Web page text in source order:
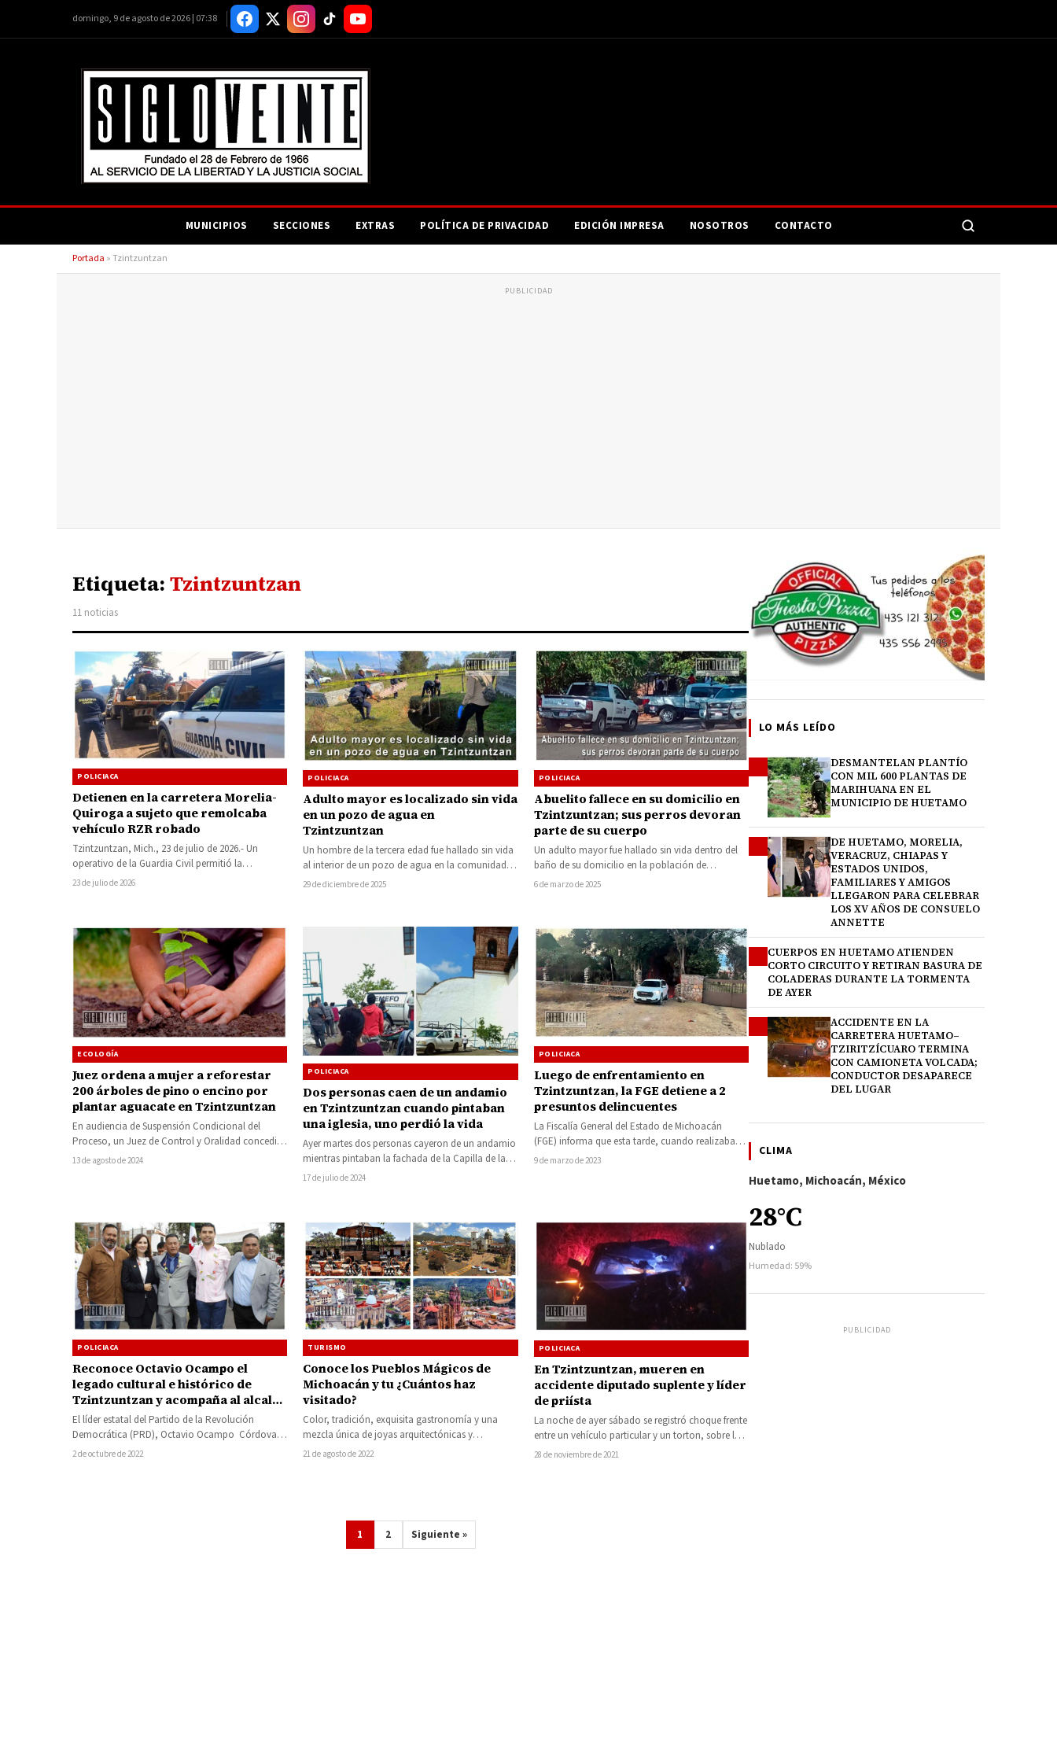
domingo, 9 de agosto de 2026 | 07:38
MUNICIPIOS SECCIONES EXTRAS POLÍTICA DE PRIVACIDAD EDICIÓN IMPRESA NOSOTROS CONTACTO
Portada »Tzintzuntzan
PUBLICIDAD
Etiqueta:Tzintzuntzan
11 noticias
POLICIACA
Detienen en la carretera Morelia-
Quiroga a sujeto que remolcaba
vehículo RZR robado
Tzintzuntzan, Mich., 23 de julio de 2026.- Un
operativo de la Guardia Civil permitió la
recuperación de un vehículo todoterreno…
23 de julio de 2026
POLICIACA
Adulto mayor es localizado sin vida
en un pozo de agua en
Tzintzuntzan
Un hombre de la tercera edad fue hallado sin vida
al interior de un pozo de agua en la comunidad…
29 de diciembre de 2025
POLICIACA
Abuelito fallece en su domicilio en
Tzintzuntzan; sus perros devoran
parte de su cuerpo
Un adulto mayor fue hallado sin vida dentro del
baño de su domicilio en la población de
Cucuchucho, municipio de…
6 de marzo de 2025
ECOLOGÍA
Juez ordena a mujer a reforestar
200 árboles de pino o encino por
plantar aguacate en Tzintzuntzan
En audiencia de Suspensión Condicional del
Proceso, un Juez de Control y Oralidad concedió
la suspensión condicional a María Elena…
13 de agosto de 2024
POLICIACA
Dos personas caen de un andamio
en Tzintzuntzan cuando pintaban
una iglesia, uno perdió la vida
Ayer martes dos personas cayeron de un andamio
mientras pintaban la fachada de la Capilla de la
Soledad de la…
17 de julio de 2024
POLICIACA
Luego de enfrentamiento en
Tzintzuntzan, la FGE detiene a 2
presuntos delincuentes
La Fiscalía General del Estado de Michoacán
(FGE) informa que esta tarde, cuando realizaba
tareas de búsqueda de personas desaparecidas,…
9 de marzo de 2023
POLICIACA
Reconoce Octavio Ocampo el
legado cultural e histórico de
Tzintzuntzan y acompaña al alcalde
al 92 aniversario de elevación a
municipio
El líder estatal del Partido de la Revolución
Democrática (PRD), Octavio Ocampo Córdova,
acompañó al alcalde de Tzintzuntzan, J.
2 de octubre de 2022
TURISMO
Conoce los Pueblos Mágicos de
Michoacán y tu ¿Cuántos haz
visitado?
Color, tradición, exquisita gastronomía y una
mezcla única de joyas arquitectónicas y
culturales. Todo eso es Michoacán. En particular,
21 de agosto de 2022
POLICIACA
En Tzintzuntzan, mueren en
accidente diputado suplente y líder
de priísta
La noche de ayer sábado se registró choque frente
entre un vehículo particular y un torton, sobre la
carretera Sanabria-Pátzcuaro,…
28 de noviembre de 2021
1 2 Siguiente »
LO MÁS LEÍDO
DESMANTELAN PLANTÍO
CON MIL 600 PLANTAS DE
MARIHUANA EN EL
MUNICIPIO DE HUETAMO
DE HUETAMO, MORELIA,
VERACRUZ, CHIAPAS Y
ESTADOS UNIDOS,
FAMILIARES Y AMIGOS
LLEGARON PARA CELEBRAR
LOS XV AÑOS DE CONSUELO
ANNETTE
CUERPOS EN HUETAMO ATIENDEN
CORTO CIRCUITO Y RETIRAN BASURA DE
COLADERAS DURANTE LA TORMENTA
DE AYER
ACCIDENTE EN LA
CARRETERA HUETAMO–
TZIRITZÍCUARO TERMINA
CON CAMIONETA VOLCADA;
CONDUCTOR DESAPARECE
DEL LUGAR
CLIMA
Huetamo, Michoacán, México
28°C
Nublado
Humedad: 59%
PUBLICIDAD